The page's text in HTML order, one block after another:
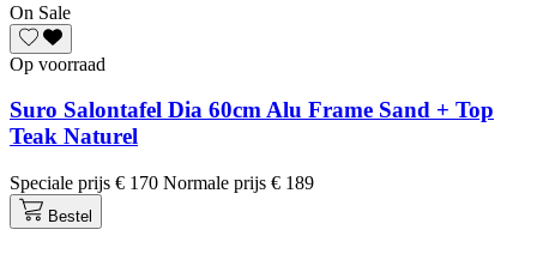
On Sale
Op voorraad
Suro Salontafel Dia 60cm Alu Frame Sand + Top
Teak Naturel
Speciale prijs € 170 Normale prijs € 189
Bestel